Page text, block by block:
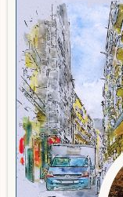
Part-
vender.
Part-
me
Part-
Part-
para ti.